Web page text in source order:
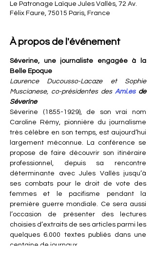
Le Patronage Laïque Jules Vallès, 72 Av.
Félix Faure, 75015 Paris, France
À propos de l'événement
Séverine, une journaliste engagée à la
Belle Epoque
Laurence Ducousso-Lacaze et Sophie
Muscianese, co-présidentes des Ami.es de
Séverine
Séverine (1855-1929), de son vrai nom
Caroline Rémy, pionnière du journalisme
très célèbre en son temps, est aujourd’hui
largement méconnue. La conférence se
propose de faire découvrir son itinéraire
professionnel, depuis sa rencontre
déterminante avec Jules Vallès jusqu’à
ses combats pour le droit de vote des
femmes et le pacifisme pendant la
première guerre mondiale. Ce sera aussi
l’occasion de présenter des lectures
choisies d’extraits de ses articles parmi les
quelques 6.000 textes publiés dans une
centaine de journaux